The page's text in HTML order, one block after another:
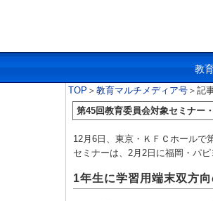
教
TOP ＞教育マルチメディア号 ＞記
第45回教育委員会対象セミナー
12月6日、東京・ＫＦＣホールで
セミナーは、2月2日に福岡・パ
1年生に学習用端末双方